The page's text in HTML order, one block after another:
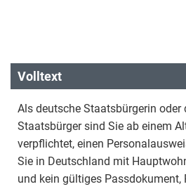
Volltext
Als deutsche Staatsbürgerin oder
Staatsbürger sind Sie ab einem
verpflichtet, einen
Sie in Deutschland mit
und kein gültiges Passdokument,